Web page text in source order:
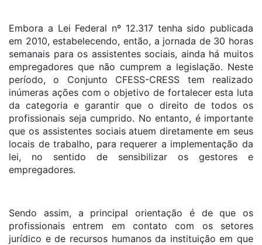
Embora a Lei Federal nº 12.317 tenha sido publicada
em 2010, estabelecendo, então, a jornada de 30 horas
semanais para os assistentes sociais, ainda há muitos
empregadores que não cumprem a legislação. Neste
período, o Conjunto CFESS-CRESS tem realizado
inúmeras ações com o objetivo de fortalecer esta luta
da categoria e garantir que o direito de todos os
profissionais seja cumprido. No entanto, é importante
que os assistentes sociais atuem diretamente em seus
locais de trabalho, para requerer a implementação da
lei, no sentido de sensibilizar os gestores e
empregadores.
Sendo assim, a principal orientação é de que os
profissionais entrem em contato com os setores
jurídico e de recursos humanos da instituição em que